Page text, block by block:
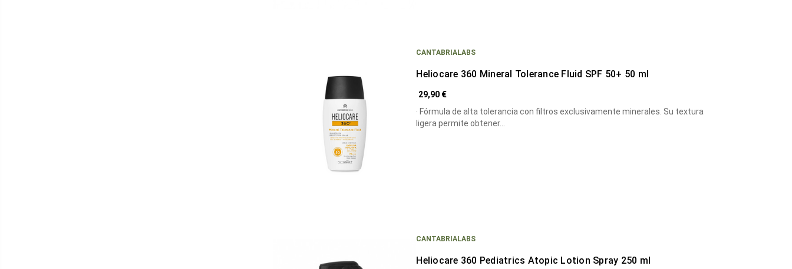
CANTABRIALABS
Heliocare 360 Mineral Tolerance Fluid SPF 50+ 50 ml
29,90 €
· Fórmula de alta tolerancia con filtros exclusivamente minerales. Su textura
ligera permite obtener…
CANTABRIALABS
Heliocare 360 Pediatrics Atopic Lotion Spray 250 ml